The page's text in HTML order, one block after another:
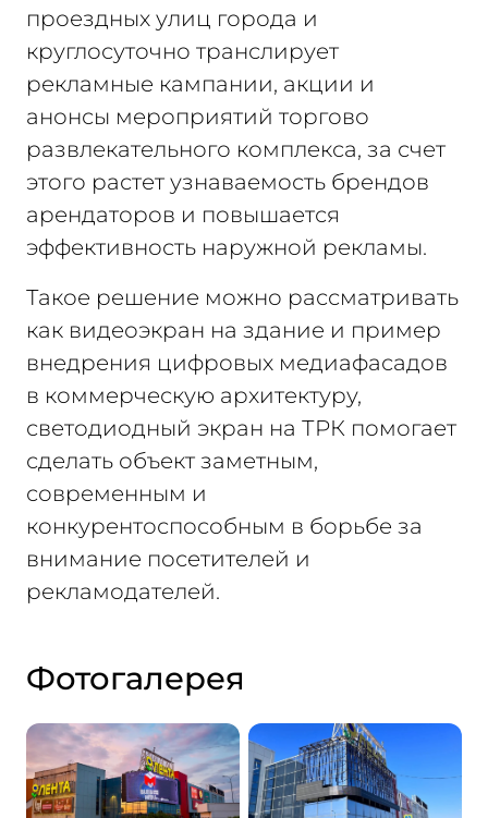
проездных улиц города и
круглосуточно транслирует
рекламные кампании, акции и
анонсы мероприятий торгово
развлекательного комплекса, за счет
этого растет узнаваемость брендов
арендаторов и повышается
эффективность наружной рекламы.
Такое решение можно рассматривать
как видеоэкран на здание и пример
внедрения цифровых медиафасадов
в коммерческую архитектуру,
светодиодный экран на ТРК помогает
сделать объект заметным,
современным и
конкурентоспособным в борьбе за
внимание посетителей и
рекламодателей.
Фотогалерея